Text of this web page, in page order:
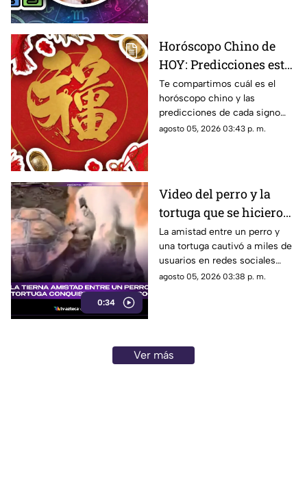
Horóscopo Chino de
HOY: Predicciones este
5 de agosto de 2026
para cada signo del
zodiaco
Te compartimos cuál es el
horóscopo chino y las
predicciones de cada signo
para el día de hoy, miércoles 5
agosto 05, 2026 03:43 p. m.
0:34
Video del perro y la
tortuga que se hicieron
amigos conquista las
redes sociales por su
ternura
La amistad entre un perro y
una tortuga cautivó a miles de
usuarios en redes sociales
gracias a un tierno video viral.
agosto 05, 2026 03:38 p. m.
Ver más